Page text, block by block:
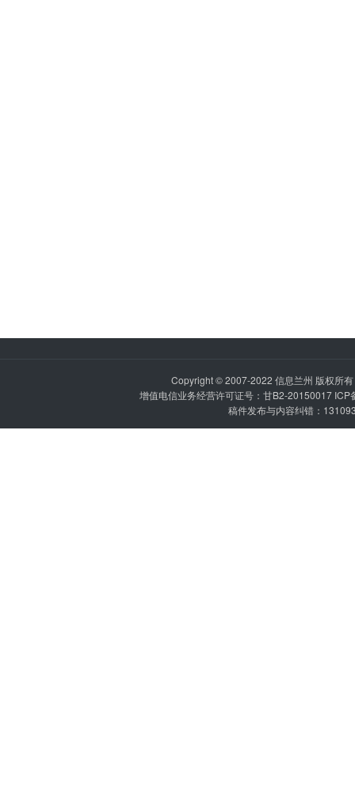
Copyright © 2007-2022 信息兰州 版权所
增值电信业务经营许可证号：甘B2-20150017 ICP
稿件发布与内容纠错：